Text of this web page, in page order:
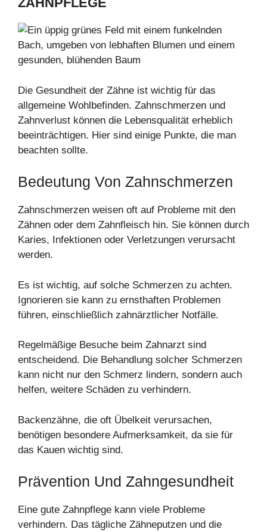
Die Gesundheit der Zähne ist wichtig für das
allgemeine Wohlbefinden. Zahnschmerzen und
Zahnverlust können die Lebensqualität erheblich
beeinträchtigen. Hier sind einige Punkte, die man
beachten sollte.
Bedeutung Von Zahnschmerzen
Zahnschmerzen weisen oft auf Probleme mit den
Zähnen oder dem Zahnfleisch hin. Sie können durch
Karies, Infektionen oder Verletzungen verursacht
werden.
Es ist wichtig, auf solche Schmerzen zu achten.
Ignorieren sie kann zu ernsthaften Problemen
führen, einschließlich zahnärztlicher Notfälle.
Regelmäßige Besuche beim Zahnarzt sind
entscheidend. Die Behandlung solcher Schmerzen
kann nicht nur den Schmerz lindern, sondern auch
helfen, weitere Schäden zu verhindern.
Backenzähne, die oft Übelkeit verursachen,
benötigen besondere Aufmerksamkeit, da sie für
das Kauen wichtig sind.
Prävention Und Zahngesundheit
Eine gute Zahnpflege kann viele Probleme
verhindern. Das tägliche Zähneputzen und die